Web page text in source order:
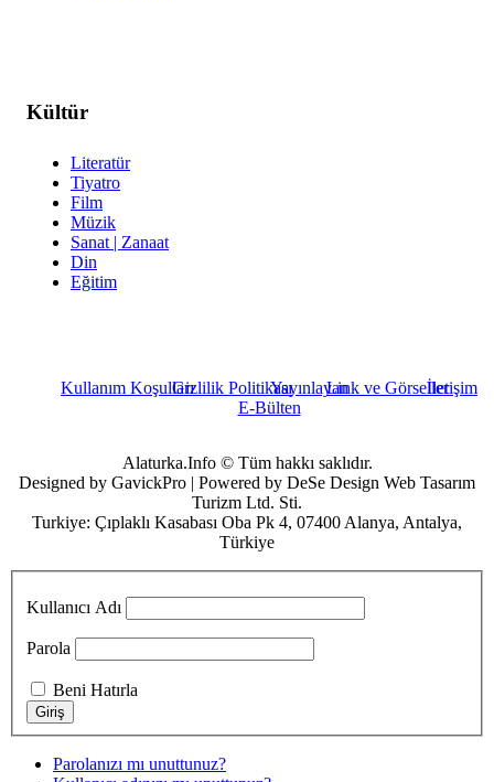
Kültür
Literatür
Tiyatro
Film
Müzik
Sanat | Zanaat
Din
Eğitim
Kullanım KoşullarıGizlilik PolitikasıYayınlayanLink ve Görsellerİletişim
E-Bülten
Alaturka.Info © Tüm hakkı saklıdır.
Designed by GavickPro | Powered by DeSe Design Web Tasarım
Turizm Ltd. Sti.
Turkiye: Çıplaklı Kasabası Oba Pk 4, 07400 Alanya, Antalya,
Türkiye
Kullanıcı Adı
Parola
Beni Hatırla
Parolanızı mı unuttunuz?